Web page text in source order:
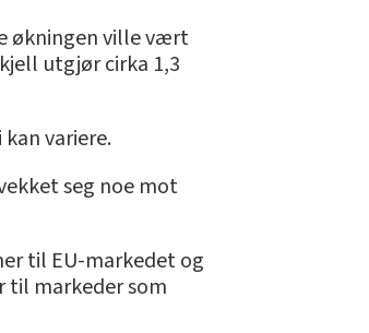
økningen ville vært
utgjør cirka 1,3
variere.
seg noe mot
til EU-markedet og
til markeder som